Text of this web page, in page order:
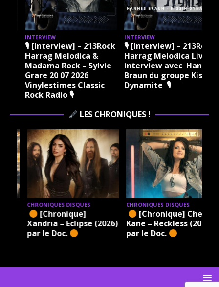
INTERVIEW
🎙 [Interview] – 213Rock
Harrag Melodica &
Madama Rock – Sylvie
Grare 20 07 2026
Vinylestimes Classic
Rock Radio 🎙
INTERVIEW
🎙 [Interview] – 213Rock
Harrag Melodica Live
interview avec Hannes
Braun du groupe Kissin
Dynamite 🎙
LES CHRONIQUES !
CHRONIQUES DISQUES
[Chronique]
Xandria – Eclipse (2026)
par le Doc.
CHRONIQUES DISQUES
[Chronique] Chez
Kane – Reckless (2026)
par le Doc.